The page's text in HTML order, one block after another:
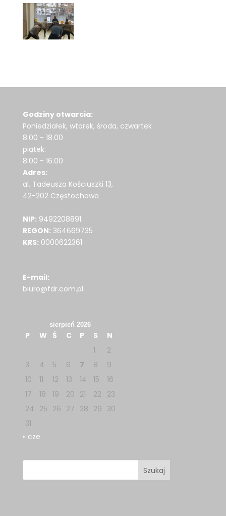
Godziny otwarcia:
Poniedziałek, wtorek, środa, czwartek
8.00 - 18.00
piątek:
8.00 - 16.00
Adres:
al. Tadeusza Kościuszki 13,
42-202 Częstochowa
NIP: 9492208891
REGON: 364669735
KRS: 0000622361
E-mail:
biuro@fdr.com.pl
sierpień 2026
P W Ś C P S
N
1
2
3
4 5 6 7 8
9
10
11 12 13 14 15
16
17
18 19 20 21 22
23
24 25 26 27 28 29 30
31
« cze